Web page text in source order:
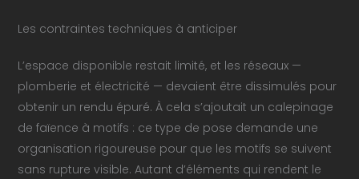
Les contraintes techniques à anticiper
L’espace disponible restait limité, et les réseaux —
plomberie et électricité — devaient être dissimulés pour
obtenir un rendu épuré. À cela s’ajoutait un calepinage
de faïence à motifs : ce type de pose demande une
organisation rigoureuse pour que les motifs se suivent
sans rupture visible. Autant d’éléments qui rendent le